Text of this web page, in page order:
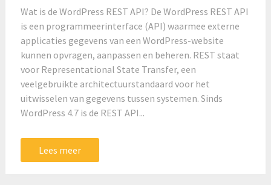
Wat is de WordPress REST API? De WordPress REST API
is een programmeerinterface (API) waarmee externe
applicaties gegevens van een WordPress-website
kunnen opvragen, aanpassen en beheren. REST staat
voor Representational State Transfer, een
veelgebruikte architectuurstandaard voor het
uitwisselen van gegevens tussen systemen. Sinds
WordPress 4.7 is de REST API...
Lees meer